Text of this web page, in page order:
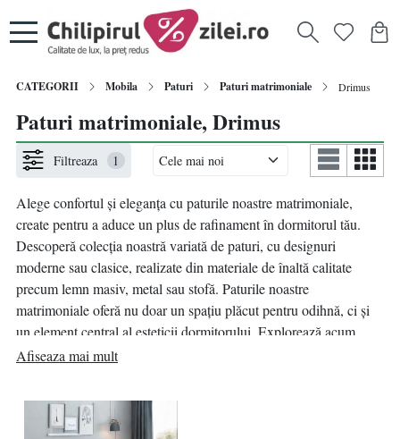
CATEGORII Mobila Paturi Paturi matrimoniale Drimus
Paturi matrimoniale, Drimus
Filtreaza 1
Alege confortul și eleganța cu paturile noastre matrimoniale,
create pentru a aduce un plus de rafinament în dormitorul tău.
Descoperă colecția noastră variată de paturi, cu designuri
moderne sau clasice, realizate din materiale de înaltă calitate
precum lemn masiv, metal sau stofă. Paturile noastre
matrimoniale oferă nu doar un spațiu plăcut pentru odihnă, ci și
un element central al esteticii dormitorului. Explorează acum
opțiunile noastre online și transformă-ți dormitorul într-un
Afiseaza mai mult